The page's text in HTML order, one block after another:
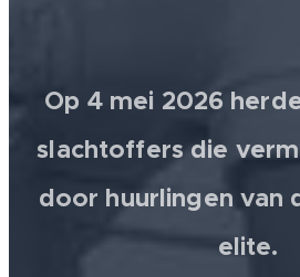
Op 4 mei 2026
slachtoffers die
door huurlingen van
elite.